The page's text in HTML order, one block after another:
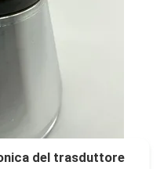
del trasduttore